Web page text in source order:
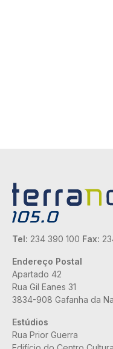
Tel: 234 390 100 Fax:
Endereço Postal
Apartado 42
Rua Gil Eanes 31
3834-908 Gafanha da
Estúdios
Rua Prior Guerra